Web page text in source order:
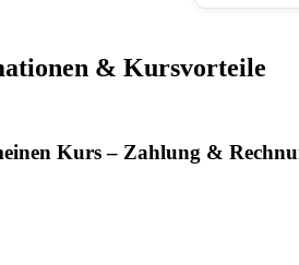
& Kursvorteile
Kurs – Zahlung &